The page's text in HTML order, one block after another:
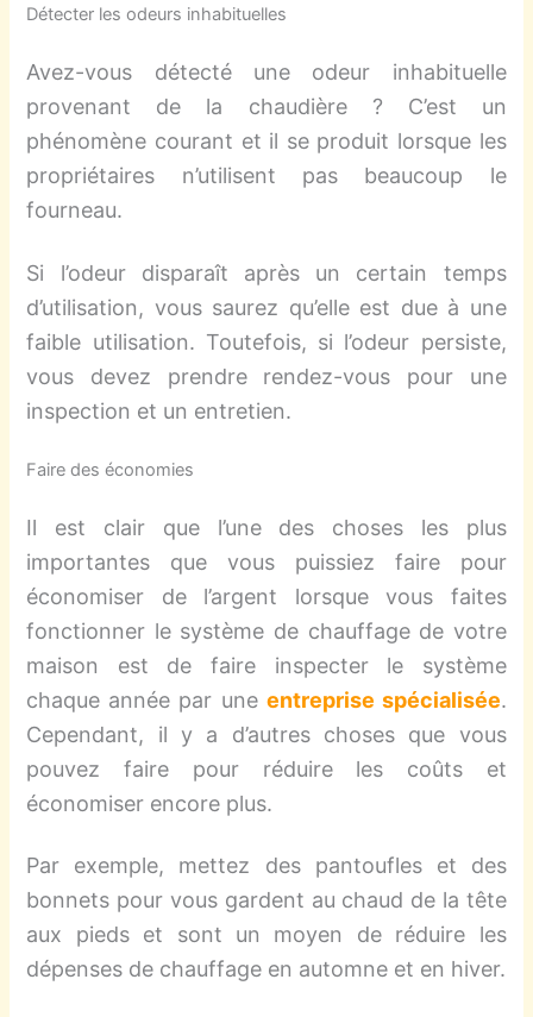
Détecter les odeurs inhabituelles
Avez-vous détecté une odeur inhabituelle
provenant de la chaudière ? C’est un
phénomène courant et il se produit lorsque les
propriétaires n’utilisent pas beaucoup le
fourneau.
Si l’odeur disparaît après un certain temps
d’utilisation, vous saurez qu’elle est due à une
faible utilisation. Toutefois, si l’odeur persiste,
vous devez prendre rendez-vous pour une
inspection et un entretien.
Faire des économies
Il est clair que l’une des choses les plus
importantes que vous puissiez faire pour
économiser de l’argent lorsque vous faites
fonctionner le système de chauffage de votre
maison est de faire inspecter le système
chaque année par une entreprise spécialisée.
Cependant, il y a d’autres choses que vous
pouvez faire pour réduire les coûts et
économiser encore plus.
Par exemple, mettez des pantoufles et des
bonnets pour vous gardent au chaud de la tête
aux pieds et sont un moyen de réduire les
dépenses de chauffage en automne et en hiver.